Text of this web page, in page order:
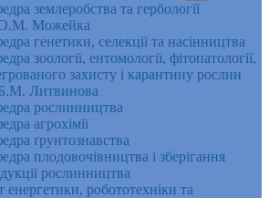
землеробства та гербології
О.М. Можейка
генетики, селекції та насінництва
зоології, ентомології, фітопатології,
захисту і карантину рослин
Литвинова
рослинництва
агрохімії
ґрунтознавства
плодовочівництва і зберігання
рослинництва
енергетики, робототехніки та